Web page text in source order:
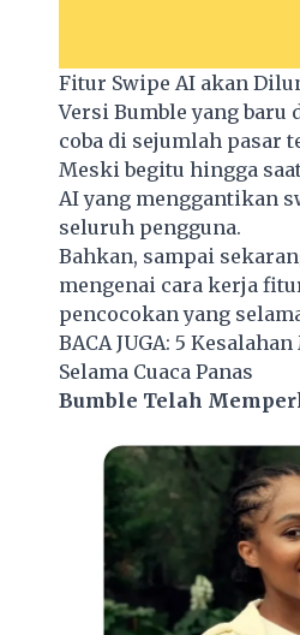
Fitur Swipe AI akan
Versi Bumble yang
coba di sejumlah pasar
Meski begitu hingga
AI yang menggantikan
seluruh pengguna.
Bahkan, sampai
mengenai cara kerja
pencocokan yang
BACA JUGA: 5
Selama Cuaca Panas
Bumble Telah